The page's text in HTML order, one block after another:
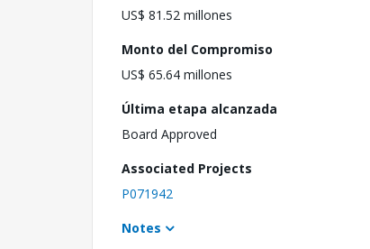
US$ 81.52 millones
Monto del Compromiso
US$ 65.64 millones
Última etapa alcanzada
Board Approved
Associated Projects
P071942
Notes